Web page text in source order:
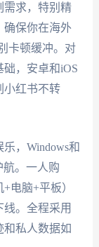
需求，特别精
确保你在海外
卡顿缓冲。对
，安卓和iOS
小红书不转
，Windows和
航。一人购
电脑+平板）
。全程采用
私人数据如